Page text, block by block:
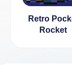
Retro
Rocket